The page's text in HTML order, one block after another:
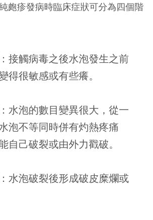
皰疹發病時臨床症狀可分為四個階
接觸病毒之後水泡發生之前
得很敏感或有些癢。
水泡的數目變異很大，從一
泡不等同時併有灼熱疼痛
自己破裂或由外力戳破。
水泡破裂後形成破皮糜爛或